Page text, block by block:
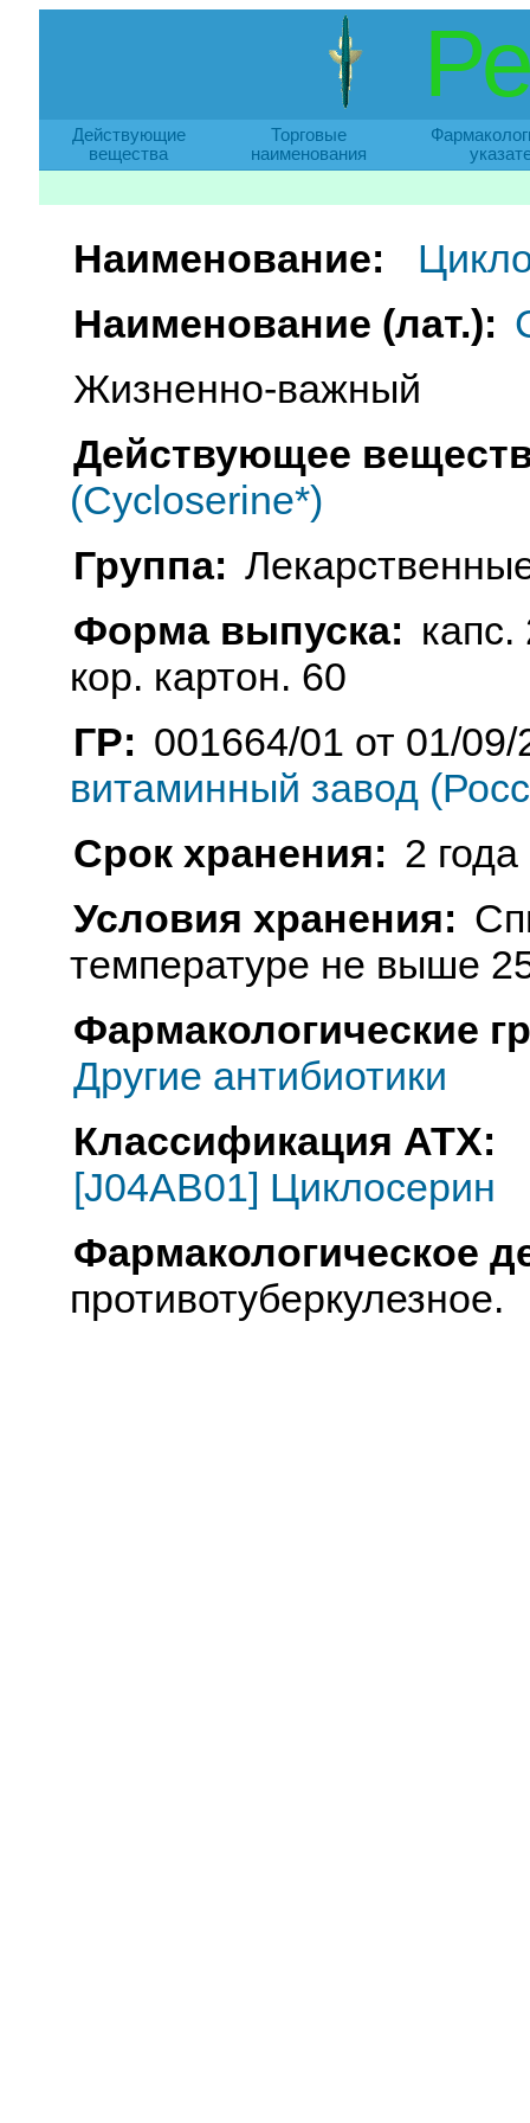
Действующие
вещества
Торговые
наименования
Наименование:
Наименование (лат.):
Жизненно-важный
Действующее
(Cycloserine*)
Группа:
Форма выпуска: капс.
кор. картон. 60
ГР: 001664/01 от 01/
витаминный завод
Срок хранения: 2 года
Условия хранения:
температуре не выше
Фармакологические
Другие антибиотики
Классификация АТХ:
[J04AB01] Циклосерин
Фармакологическое
противотуберкулезное.